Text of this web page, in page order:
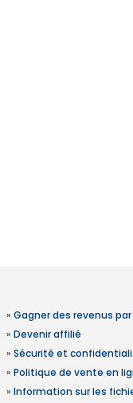
» Gagner des revenus
» Devenir affilié
» Sécurité et
» Politique de vente en
» Information sur les